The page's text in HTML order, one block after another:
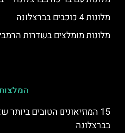
מלונות 4 כוכבים בברצלונה
מלונות מומלצים בשדרות
15 המוזיאונים הטובים
בברצלונה